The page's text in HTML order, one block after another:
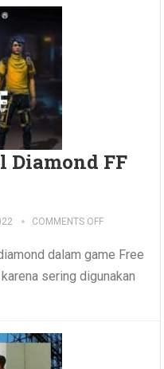
FF
COMMENTS OFF
dalam game Free
sering digunakan